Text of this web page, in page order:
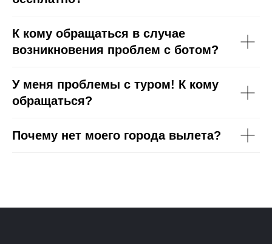
К кому обращаться в случае
возникновения проблем с ботом?
У меня проблемы с туром! К кому
обращаться?
Почему нет моего города вылета?